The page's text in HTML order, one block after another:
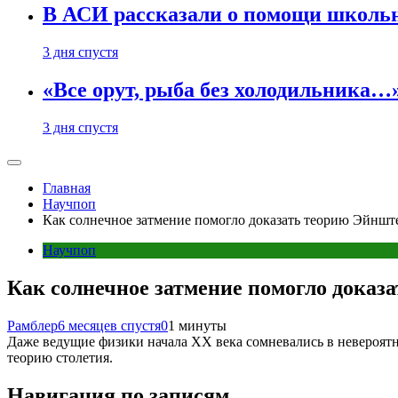
В АСИ рассказали о помощи
3 дня спустя
«Все орут, рыба без
3 дня спустя
Главная
Научпоп
Как солнечное затмение помогло доказать теорию
Научпоп
Как солнечное затмение помогло
Рамблер6 месяцев спустя01 минуты
Даже ведущие физики начала XX века сомневались в
теорию столетия.